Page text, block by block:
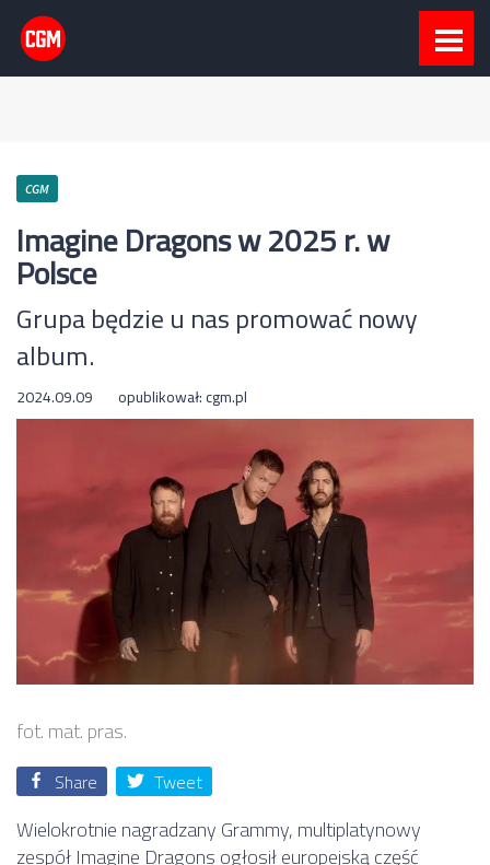
CGM
Imagine Dragons w 2025 r. w
Polsce
Grupa będzie u nas promować nowy
album.
2024.09.09 opublikował:cgm.pl
fot. mat. pras.
Share Tweet
Wielokrotnie nagradzany Grammy, multiplatynowy
zespół Imagine Dragons ogłosił europejską część